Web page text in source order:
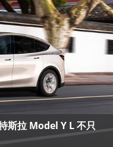
斯拉 Model Y L 不只